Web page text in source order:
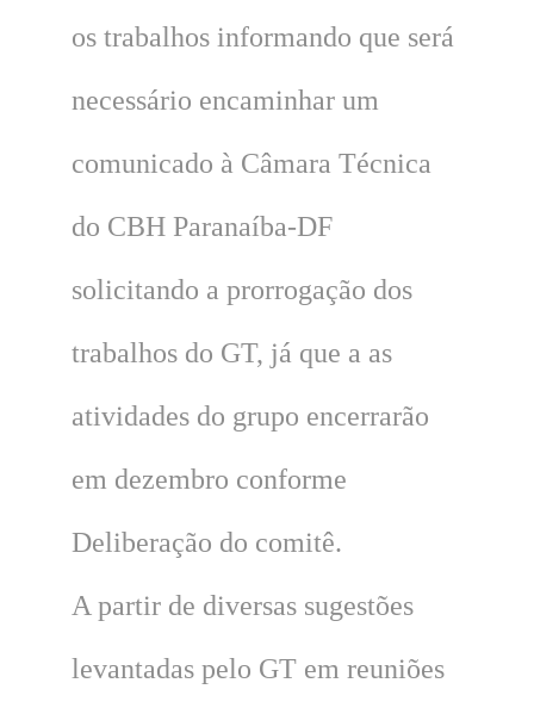
os trabalhos informando que será
necessário encaminhar um
comunicado à Câmara Técnica
do CBH Paranaíba-DF
solicitando a prorrogação dos
trabalhos do GT, já que a as
atividades do grupo encerrarão
em dezembro conforme
Deliberação do comitê.
A partir de diversas sugestões
levantadas pelo GT em reuniões